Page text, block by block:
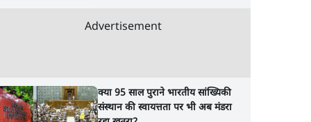
Advertisement
क्या 95 साल पुराने भारतीय सांख्यिकी
संस्थान की स्वायत्तता पर भी अब मंडरा